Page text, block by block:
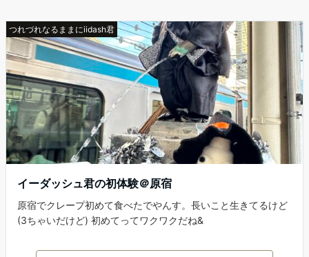
つれづれなるままにiidash君
イーダッシュ君の初体験＠原宿
原宿でクレープ初めて食べたでやんす。長いこと生きてるけど
(3ちゃいだけど) 初めてってワクワクだね&